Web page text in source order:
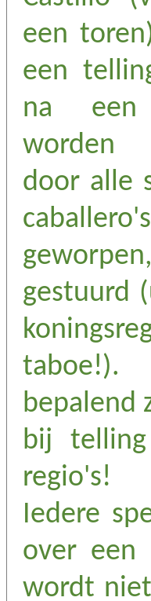
een
een
na
worden
door alle
gestuurd
bepalend
bij
regio's!
Iedere
over een
wordt